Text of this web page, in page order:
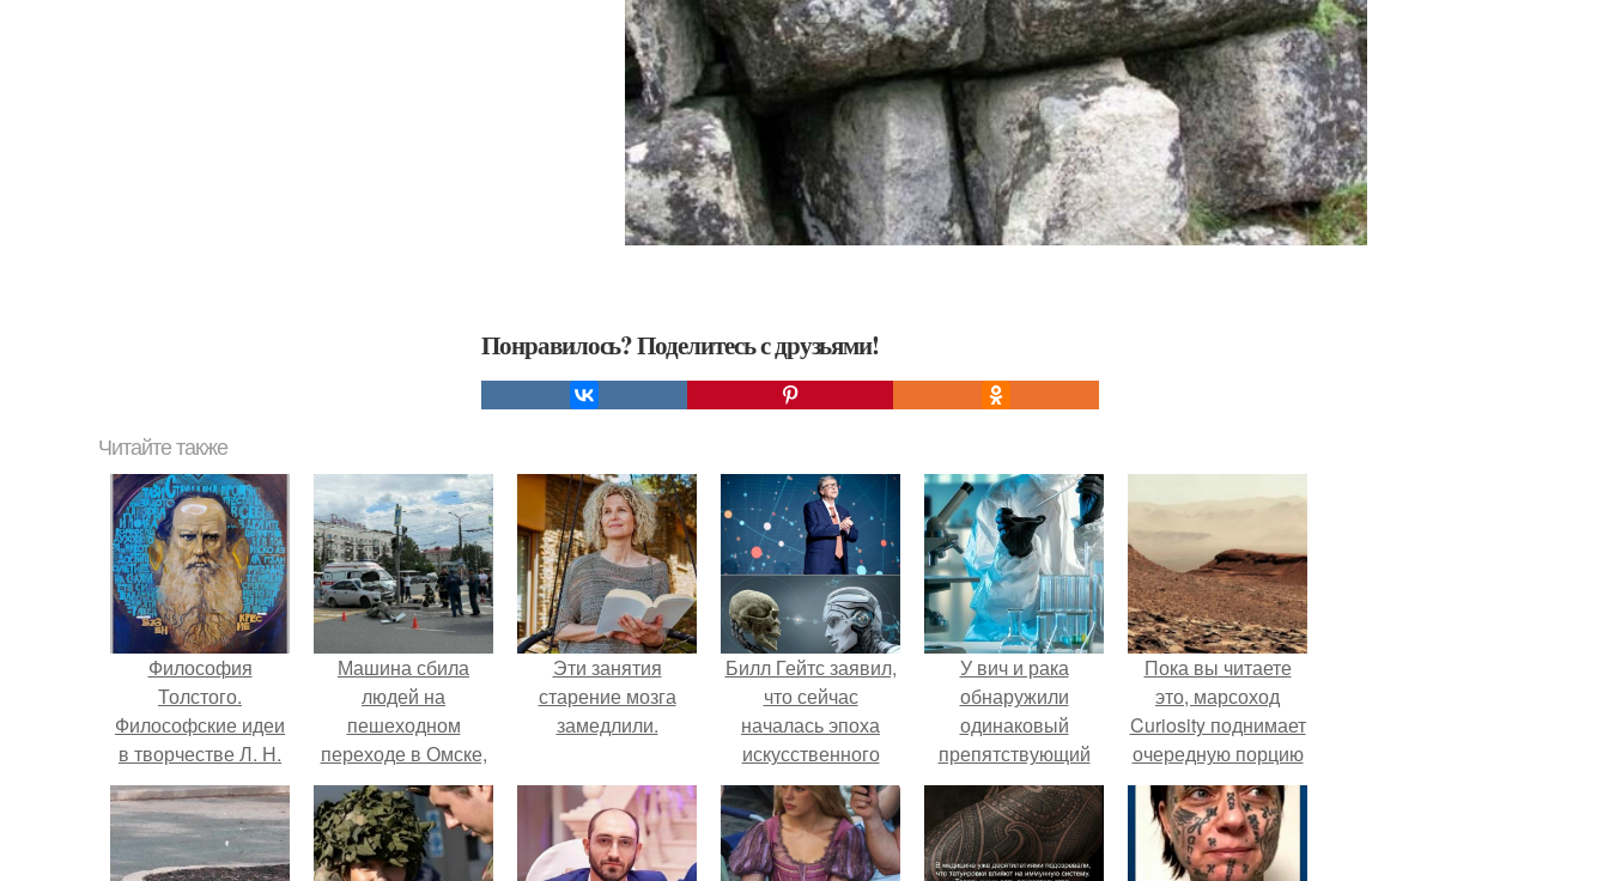
Понравилось? Поделитесь с друзьями!
Читайте также
Философия
Толстого.
Философские идеи
в творчестве Л. Н.
Толстого.
Машина сбила
людей на
пешеходном
переходе в Омске,
пострадали 8
человек.
Эти занятия
старение мозга
замедлили.
Билл Гейтс заявил,
что сейчас
началась эпоха
искусственного
интеллекта, и люди
пока люди видят
лишь верхушку
айсберга.
У вич и рака
обнаружили
одинаковый
препятствующий
лечению механизм.
Пока вы читаете
это, марсоход
Curiosity поднимает
очередную порцию
красной пыли. 6.